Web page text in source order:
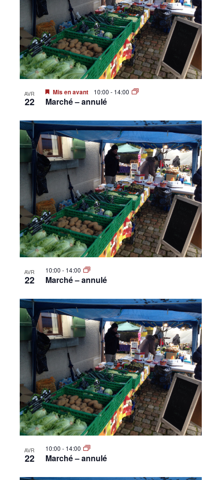
Canton
AVR
22
Mis en avant 10:00 - 14:00
Marché – annulé
AVR
22
10:00 - 14:00
Marché – annulé
AVR
22
10:00 - 14:00
Marché – annulé